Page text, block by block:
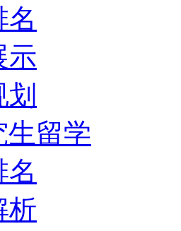
示
生留学
名
析